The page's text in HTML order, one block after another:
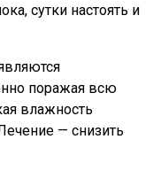
сутки настоять и
поражая всю
влажность
— снизить